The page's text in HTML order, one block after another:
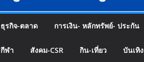
ธุรกิจ-ตลาด การเงิน- หลักทรัพย์- ประกัน
กีฬา สังคม-CSR กิน-เที่ยว บันเทิง